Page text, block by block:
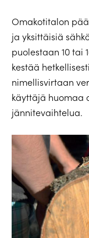
Omakotitalon
ja yksittäisiä
puolestaan 10 tai
kestää
nimellisvirtaan
käyttäjä huomaa
jännitevaihtelua.